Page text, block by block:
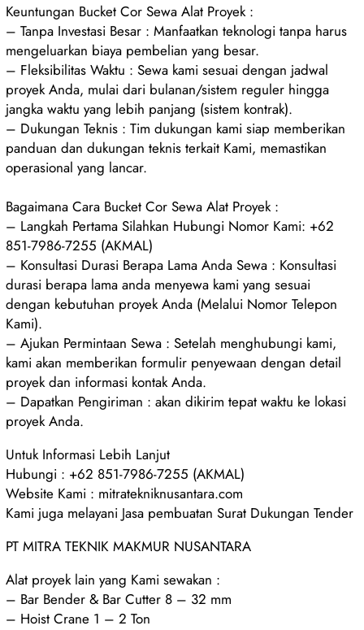
Keuntungan Bucket Cor Sewa Alat Proyek :
– Tanpa Investasi Besar : Manfaatkan teknologi tanpa harus
mengeluarkan biaya pembelian yang besar.
– Fleksibilitas Waktu : Sewa kami sesuai dengan jadwal
proyek Anda, mulai dari bulanan/sistem reguler hingga
jangka waktu yang lebih panjang (sistem kontrak).
– Dukungan Teknis : Tim dukungan kami siap memberikan
panduan dan dukungan teknis terkait Kami, memastikan
operasional yang lancar.
Bagaimana Cara Bucket Cor Sewa Alat Proyek :
– Langkah Pertama Silahkan Hubungi Nomor Kami: +62
851-7986-7255 (AKMAL)
– Konsultasi Durasi Berapa Lama Anda Sewa : Konsultasi
durasi berapa lama anda menyewa kami yang sesuai
dengan kebutuhan proyek Anda (Melalui Nomor Telepon
Kami).
– Ajukan Permintaan Sewa : Setelah menghubungi kami,
kami akan memberikan formulir penyewaan dengan detail
proyek dan informasi kontak Anda.
– Dapatkan Pengiriman : akan dikirim tepat waktu ke lokasi
proyek Anda.
Untuk Informasi Lebih Lanjut
Hubungi : +62 851-7986-7255 (AKMAL)
Website Kami : mitratekniknusantara.com
Kami juga melayani Jasa pembuatan Surat Dukungan Tender
PT MITRA TEKNIK MAKMUR NUSANTARA
Alat proyek lain yang Kami sewakan :
– Bar Bender & Bar Cutter 8 – 32 mm
– Hoist Crane 1 – 2 Ton